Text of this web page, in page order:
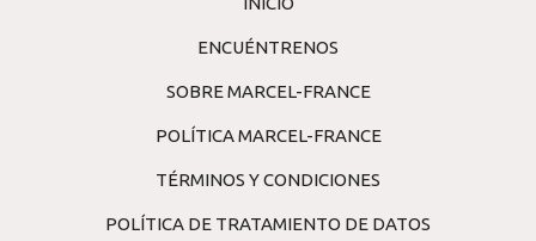
ENCUÉNTRENOS
SOBRE MARCEL-FRANCE
POLÍTICA MARCEL-FRANCE
TÉRMINOS Y CONDICIONES
POLÍTICA DE TRATAMIENTO DE DATOS